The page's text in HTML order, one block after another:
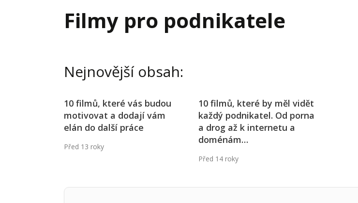
Interim management
Krizové řízení firmy
Projektové řízení
Filmy pro podnikatele
Nejnovější obsah:
10 filmů, které vás budou
motivovat a dodají vám
elán do další práce
Před 13 roky
10 filmů, které by měl vidět
každý podnikatel. Od porna
a drog až k internetu a
doménám…
Před 14 roky